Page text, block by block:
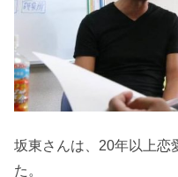
坂東さんは、20年以上恋
た。